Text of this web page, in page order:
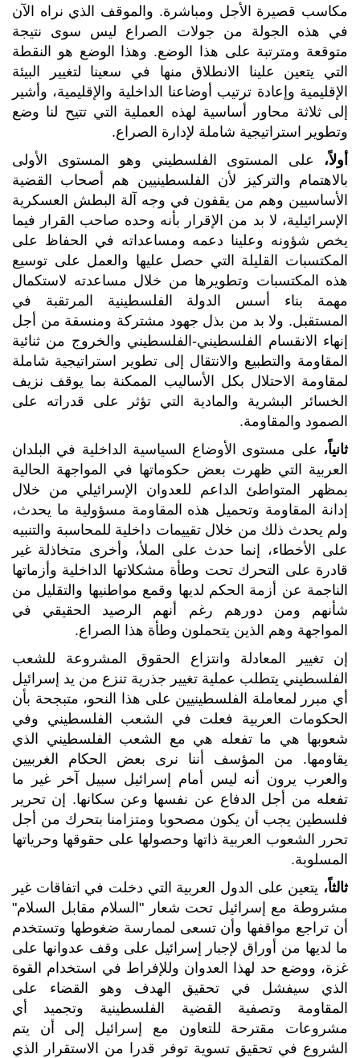
مكاسب قصيرة الأجل ومباشرة. والموقف الذي نراه الآن
في هذه الجولة من جولات الصراع ليس سوى نتيجة
متوقعة ومترتبة على هذا الوضع. وهذا الوضع هو النقطة
التي يتعين علينا الانطلاق منها في سعينا لتغيير البيئة
الإقليمية وإعادة ترتيب أوضاعنا الداخلية والإقليمية، وأشير
إلى ثلاثة محاور أساسية لهذه العملية التي تتيح لنا وضع
وتطوير استراتيجية شاملة لإدارة الصراع.
أولاً، على المستوى الفلسطيني وهو المستوى الأولى
بالاهتمام والتركيز لأن الفلسطينيين هم أصحاب القضية
الأساسيين وهم من يقفون في وجه آلة البطش العسكرية
الإسرائيلية، لا بد من الإقرار بأنه وحده صاحب القرار فيما
يخص شؤونه وعلينا دعمه ومساعداته في الحفاظ على
المكتسبات القليلة التي حصل عليها والعمل على توسيع
هذه المكتسبات وتطويرها من خلال مساعدته لاستكمال
مهمة بناء أسس الدولة الفلسطينية المرتقبة في
المستقبل. ولا بد من بذل جهود مشتركة ومنسقة من أجل
إنهاء الانقسام الفلسطيني-الفلسطيني والخروج من ثنائية
المقاومة والتطبيع والانتقال إلى تطوير استراتيجية شاملة
لمقاومة الاحتلال بكل الأساليب الممكنة بما يوقف نزيف
الخسائر البشرية والمادية التي تؤثر على قدراته على
الصمود والمقاومة.
ثانياً، على مستوى الأوضاع السياسية الداخلية في البلدان
العربية التي ظهرت بعض حكوماتها في المواجهة الحالية
بمظهر المتواطئ الداعم للعدوان الإسرائيلي من خلال
إدانة المقاومة وتحميل هذه المقاومة مسؤولية ما يحدث،
ولم يحدث ذلك من خلال تقييمات داخلية للمحاسبة والتنبيه
على الأخطاء، إنما حدث على الملأ، وأخرى متخاذلة غير
قادرة على التحرك تحت وطأة مشكلاتها الداخلية وأزماتها
الناجمة عن أزمة الحكم لديها وقمع مواطنيها والتقليل من
شأنهم ومن دورهم رغم أنهم الرصيد الحقيقي في
المواجهة وهم الذين يتحملون وطأة هذا الصراع.
إن تغيير المعادلة وانتزاع الحقوق المشروعة للشعب
الفلسطيني يتطلب عملية تغيير جذرية تنزع من يد إسرائيل
أي مبرر لمعاملة الفلسطينيين على هذا النحو، متبجحة بأن
الحكومات العربية فعلت في الشعب الفلسطيني وفي
شعوبها هي ما تفعله هي مع الشعب الفلسطيني الذي
يقاومها. من المؤسف أننا نرى بعض الحكام الغربيين
والعرب يرون أنه ليس أمام إسرائيل سبيل آخر غير ما
تفعله من أجل الدفاع عن نفسها وعن سكانها. إن تحرير
فلسطين يجب أن يكون مصحوبا ومتزامنا بتحرك من أجل
تحرر الشعوب العربية ذاتها وحصولها على حقوقها وحرياتها
المسلوبة.
ثالثاً، يتعين على الدول العربية التي دخلت في اتفاقات غير
مشروطة مع إسرائيل تحت شعار "السلام مقابل السلام"
أن تراجع مواقفها وأن تسعى لممارسة ضغوطها وتستخدم
ما لديها من أوراق لإجبار إسرائيل على وقف عدوانها على
غزة، ووضع حد لهذا العدوان وللإفراط في استخدام القوة
الذي سيفشل في تحقيق الهدف وهو القضاء على
المقاومة وتصفية القضية الفلسطينية وتجميد أي
مشروعات مقترحة للتعاون مع إسرائيل إلى أن يتم
الشروع في تحقيق تسوية توفر قدرا من الاستقرار الذي